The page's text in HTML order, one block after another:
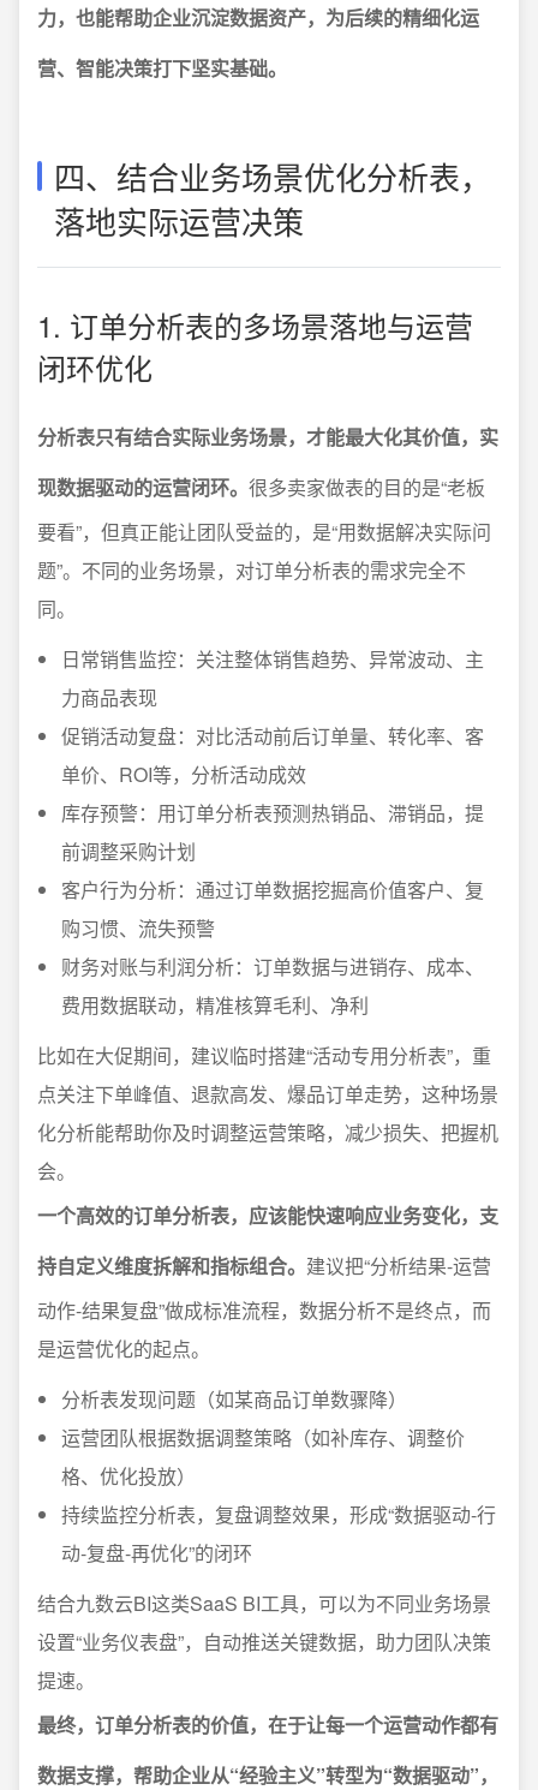
力，也能帮助企业沉淀数据资产，为后续的精细化运
营、智能决策打下坚实基础。
四、结合业务场景优化分析表，
落地实际运营决策
1. 订单分析表的多场景落地与运营
闭环优化
分析表只有结合实际业务场景，才能最大化其价值，实
现数据驱动的运营闭环。 很多卖家做表的目的是“老板
要看”，但真正能让团队受益的，是“用数据解决实际问
题”。不同的业务场景，对订单分析表的需求完全不
同。
日常销售监控：关注整体销售趋势、异常波动、主
力商品表现
促销活动复盘：对比活动前后订单量、转化率、客
单价、ROI等，分析活动成效
库存预警：用订单分析表预测热销品、滞销品，提
前调整采购计划
客户行为分析：通过订单数据挖掘高价值客户、复
购习惯、流失预警
财务对账与利润分析：订单数据与进销存、成本、
费用数据联动，精准核算毛利、净利
比如在大促期间，建议临时搭建“活动专用分析表”，重
点关注下单峰值、退款高发、爆品订单走势，这种场景
化分析能帮助你及时调整运营策略，减少损失、把握机
会。
一个高效的订单分析表，应该能快速响应业务变化，支
持自定义维度拆解和指标组合。 建议把“分析结果-运营
动作-结果复盘”做成标准流程，数据分析不是终点，而
是运营优化的起点。
分析表发现问题（如某商品订单数骤降）
运营团队根据数据调整策略（如补库存、调整价
格、优化投放）
持续监控分析表，复盘调整效果，形成“数据驱动-行
动-复盘-再优化”的闭环
结合九数云BI这类SaaS BI工具，可以为不同业务场景
设置“业务仪表盘”，自动推送关键数据，助力团队决策
提速。
最终，订单分析表的价值，在于让每一个运营动作都有
数据支撑，帮助企业从“经验主义”转型为“数据驱动”，